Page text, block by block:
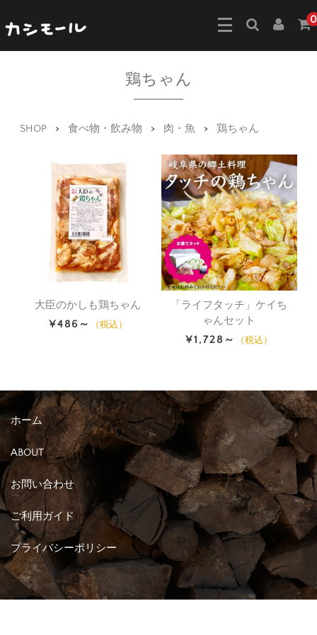
0
鶏ちゃん
SHOP > 食べ物・飲み物 > 肉・魚 > 鶏ちゃん
大臣のかしも鶏ちゃん
¥486～
（税込）
「ライフタッチ」ケイち
ゃんセット
¥1,728～
（税込）
ホーム
ABOUT
お問い合わせ
ご利用ガイド
プライバシーポリシー